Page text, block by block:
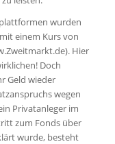
wurden
einem Kurs von
Hier
Doch
Geld wieder
wegen
Privatanleger im
zum Fonds über
wurde, besteht